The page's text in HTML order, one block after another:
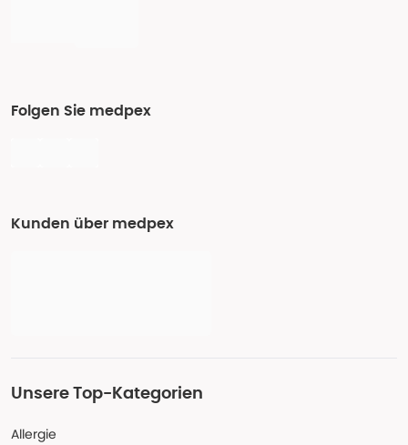
Folgen Sie medpex
Kunden über medpex
Unsere Top-Kategorien
Allergie